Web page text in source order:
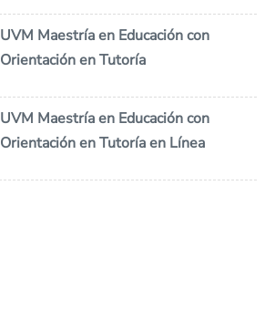
UVM Maestría en Educación con
Orientación en Tutoría
UVM Maestría en Educación con
Orientación en Tutoría en Línea